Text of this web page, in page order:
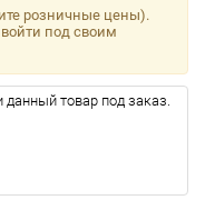
розничные цены).
под своим
товар под заказ.